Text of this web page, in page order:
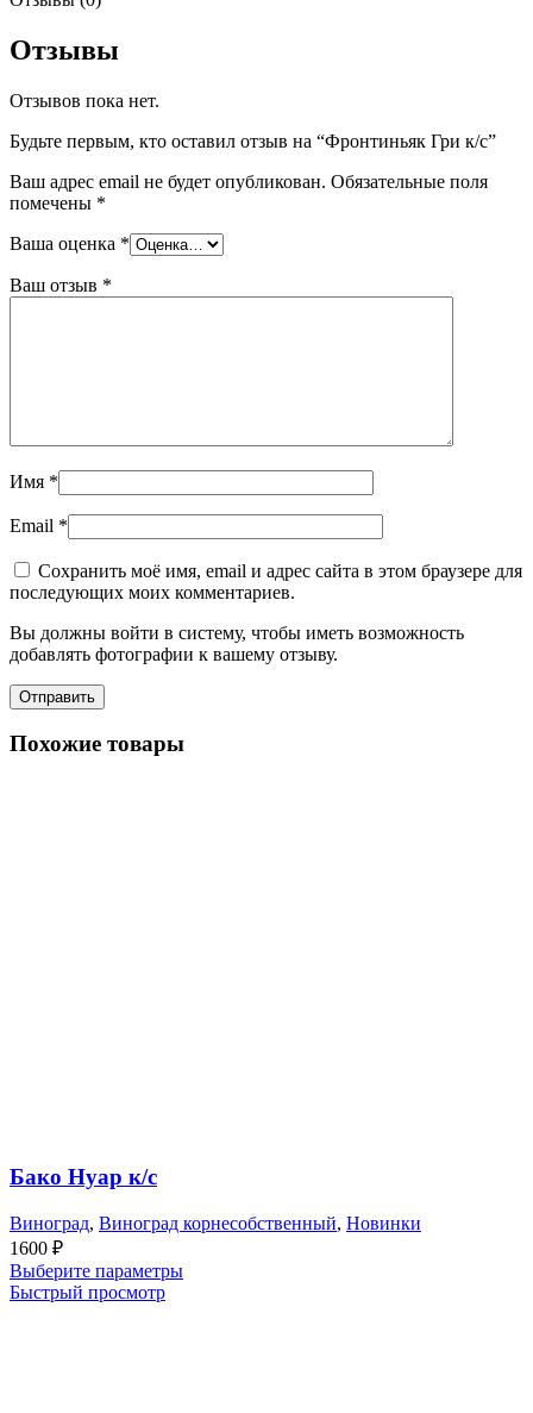
Отзывы
Отзывов пока нет.
Будьте первым, кто оставил отзыв на “Фронтиньяк Гри к/с”
Ваш адрес email не будет опубликован. Обязательные поля
помечены *
Ваша оценка *
Ваш отзыв *
Имя *
Email *
Сохранить моё имя, email и адрес сайта в этом браузере для
последующих моих комментариев.
Вы должны войти в систему, чтобы иметь возможность
добавлять фотографии к вашему отзыву.
Похожие товары
Бако Нуар к/с
Виноград, Виноград корнесобственный, Новинки
1600 ₽
Выберите параметры
Быстрый просмотр